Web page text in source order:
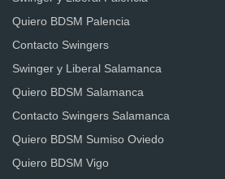
Quiero BDSM Palencia
Contacto Swingers
Swinger y Liberal Salamanca
Quiero BDSM Salamanca
Contacto Swingers Salamanca
Quiero BDSM Sumiso Oviedo
Quiero BDSM Vigo